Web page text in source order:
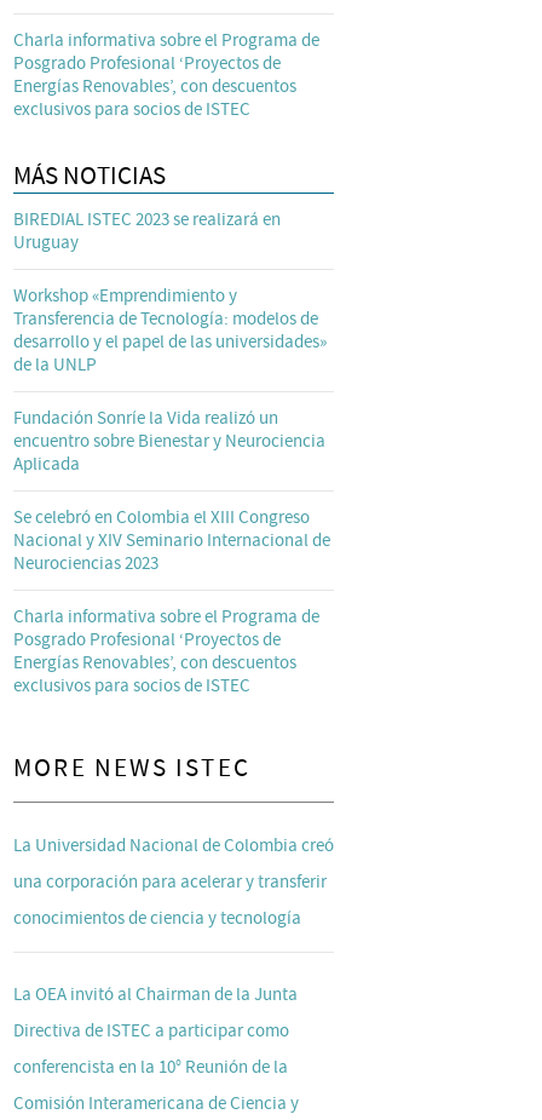
Charla informativa sobre el Programa de
Posgrado Profesional ‘Proyectos de
Energías Renovables’, con descuentos
exclusivos para socios de ISTEC
MÁS NOTICIAS
BIREDIAL ISTEC 2023 se realizará en
Uruguay
Workshop «Emprendimiento y
Transferencia de Tecnología: modelos de
desarrollo y el papel de las universidades»
de la UNLP
Fundación Sonríe la Vida realizó un
encuentro sobre Bienestar y Neurociencia
Aplicada
Se celebró en Colombia el XIII Congreso
Nacional y XIV Seminario Internacional de
Neurociencias 2023
Charla informativa sobre el Programa de
Posgrado Profesional ‘Proyectos de
Energías Renovables’, con descuentos
exclusivos para socios de ISTEC
MORE NEWS ISTEC
La Universidad Nacional de Colombia creó
una corporación para acelerar y transferir
conocimientos de ciencia y tecnología
La OEA invitó al Chairman de la Junta
Directiva de ISTEC a participar como
conferencista en la 10° Reunión de la
Comisión Interamericana de Ciencia y